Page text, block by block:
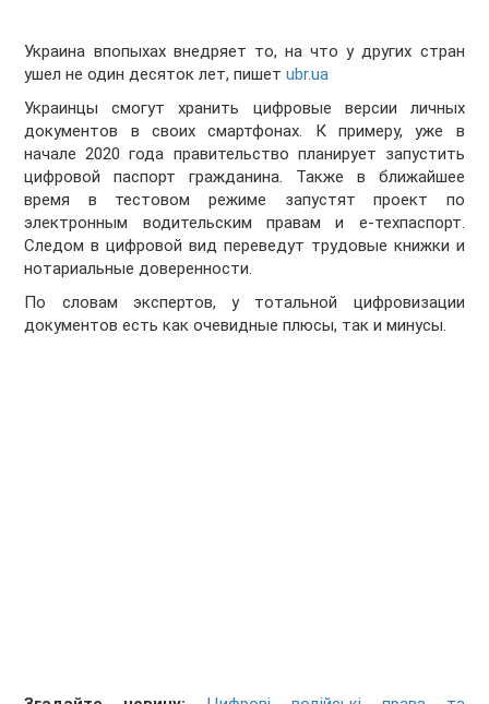
Украина впопыхах внедряет то, на что у других стран
ушел не один десяток лет, пишетubr.ua
Украинцы смогут хранить цифровые версии личных
документов в своих смартфонах. К примеру, уже в
начале 2020 года правительство планирует запустить
цифровой паспорт гражданина. Также в ближайшее
время в тестовом режиме запустят проект по
электронным водительским правам и е-техпаспорт.
Следом в цифровой вид переведут трудовые книжки и
нотариальные доверенности.
По словам экспертов, у тотальной цифровизации
документов есть как очевидные плюсы, так и минусы.